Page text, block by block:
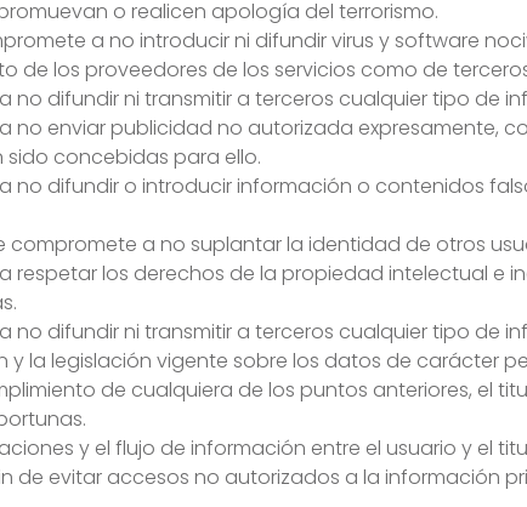
o realicen apología del terrorismo.
a no introducir ni difundir virus y software
de los proveedores de los servicios como de
no difundir ni transmitir a terceros cualquier tipo de
no enviar publicidad no autorizada expresamente,
sido concebidas para ello.
no difundir o introducir información o contenidos
compromete a no suplantar la identidad de otros
respetar los derechos de la propiedad intelectual e
no difundir ni transmitir a terceros cualquier tipo de
y la legislación vigente sobre los datos de carácter
de cualquiera de los puntos anteriores, el
y el flujo de información entre el usuario y el
de evitar accesos no autorizados a la información